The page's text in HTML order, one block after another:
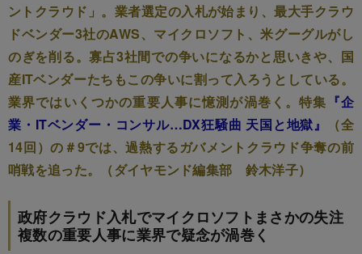
ントクラウド」。業者選定の入札が始まり、最大手クラウ
ドベンダー3社のAWS、マイクロソフト、米グーグルがし
のぎを削る。寡占3社間での争いになるかと思いきや、国
産ITベンダーたちもこの争いに割って入ろうとしている。
業界ではいくつかの重要人事に憶測が渦巻く。特集 『企
業・ITベンダー・コンサル…DX狂騒曲 天国と地獄』
（全
14回）の＃9では、過熱するガバメントクラウド争奪の前
哨戦を追った。（ダイヤモンド編集部 鈴木洋子）
政府クラウド入札でマイクロソフトまさかの失注
複数の重要人事に業界で疑念が渦巻く